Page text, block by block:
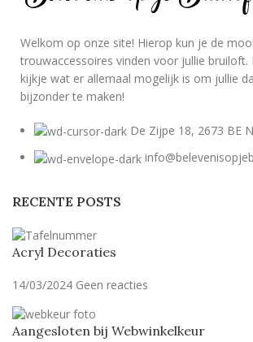
Welkom op onze site! Hierop kun je de
trouwaccessoires vinden voor jullie bruiloft.
kijkje wat er allemaal mogelijk is om jullie
bijzonder te maken!
De Zijpe 18, 2673 BE
RECENTE POSTS
Acryl Decoraties
14/03/2024 Geen reacties
Aangesloten bij Webwinkelkeur